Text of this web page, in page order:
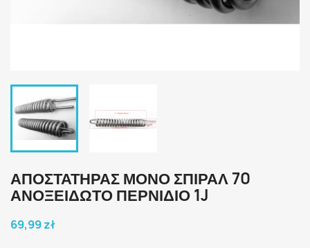
ΑΠΟΣΤΑΤΗΡΑΣ ΜΟΝΟ ΣΠΙΡΑΛ 70
ΑΝΟΞΕΙΔΩΤΟ ΠΕΡΝΙΔΙΟ 1J
69,99 zł